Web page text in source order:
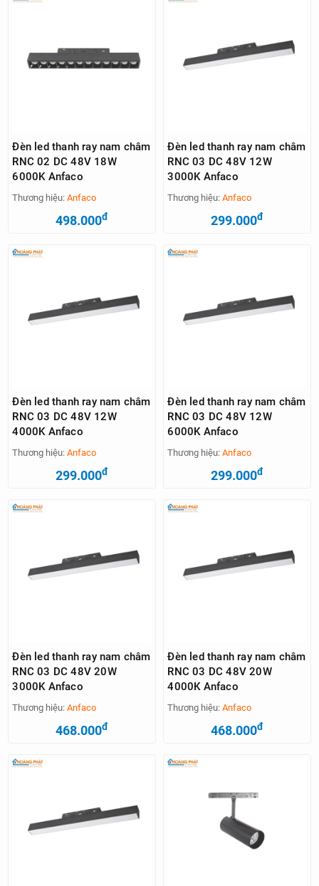
Đèn led thanh ray nam châm
RNC 02 DC 48V 18W
6000K Anfaco
Thương hiệu:Anfaco
498.000đ
Đèn led thanh ray nam châm
RNC 03 DC 48V 12W
3000K Anfaco
Thương hiệu:Anfaco
299.000đ
Đèn led thanh ray nam châm
RNC 03 DC 48V 12W
4000K Anfaco
Thương hiệu:Anfaco
299.000đ
Đèn led thanh ray nam châm
RNC 03 DC 48V 12W
6000K Anfaco
Thương hiệu:Anfaco
299.000đ
Đèn led thanh ray nam châm
RNC 03 DC 48V 20W
3000K Anfaco
Thương hiệu:Anfaco
468.000đ
Đèn led thanh ray nam châm
RNC 03 DC 48V 20W
4000K Anfaco
Thương hiệu:Anfaco
468.000đ